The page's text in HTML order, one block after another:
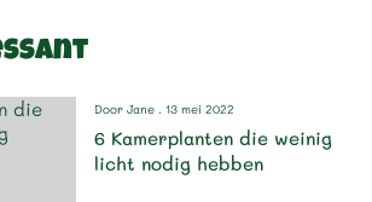
DoorJane . 13 mei 2022
6 Kamerplanten die weinig
licht nodig hebben